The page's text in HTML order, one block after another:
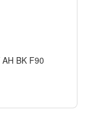
BK F90